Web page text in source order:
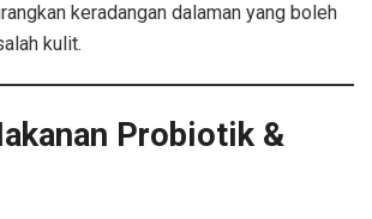
keradangan dalaman yang boleh
kulit.
Probiotik &